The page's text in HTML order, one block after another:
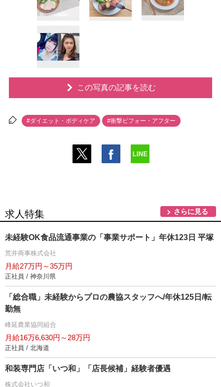
この写真の記事を読む
#ダイエット・ボディケア #衝撃ビフォー・アフター
求人特集 さらに見る
未経験OK食品流通事業の「事業サポート」年休123日 平塚
荒井商事株式会社
月給27万円～35万円
正社員 / 神奈川県
「総合職」未経験からプロの農協スタッフへ/年休125日/転
勤無
峰延農業協同組合
月給16万6,630円～28万円
正社員 / 北海道
和装専門店「いつ和」「店長候補」経験者優遇
株式会社いつ和